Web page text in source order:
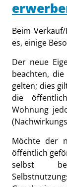
Beim
es, einige
Der neue
beachten,
gelten; dies
die
Wohnung
Möchte der
öffentlich
selbst